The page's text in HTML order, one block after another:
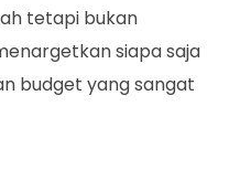
tetapi bukan
siapa saja
budget yang sangat